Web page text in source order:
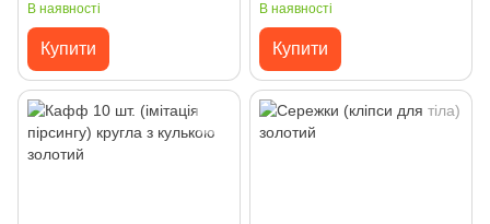
В наявності
Купити
В наявності
Купити